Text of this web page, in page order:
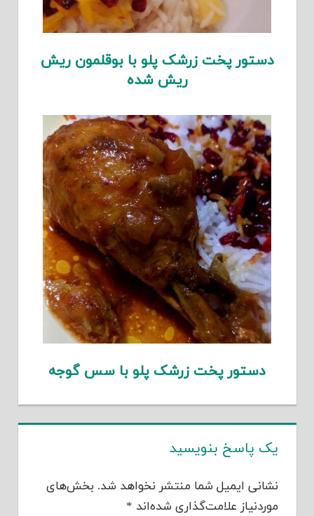
دستور پخت زرشک پلو با بوقلمون ریش
ریش شده
دستور پخت زرشک پلو با سس گوجه
یک پاسخ بنویسید
نشانی ایمیل شما منتشر نخواهد شد. بخش‌های
موردنیاز علامت‌گذاری شده‌اند *